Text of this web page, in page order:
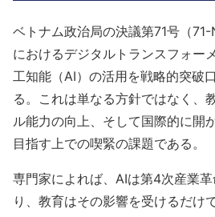
ベトナム政治局の決議第71号（
におけるデジタルトランスフォー
工知能（AI）の活用を戦略的突破
る。これは単なる方針ではなく、
ル能力の向上、そして国際的に開
目指す上での喫緊の課題である。
専門家によれば、AIは第4次産業
り、教育はその影響を受けるだけ